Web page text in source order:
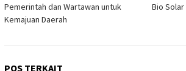
Pemerintah dan Wartawan untuk
Kemajuan Daerah
Bio
POS TERKAIT